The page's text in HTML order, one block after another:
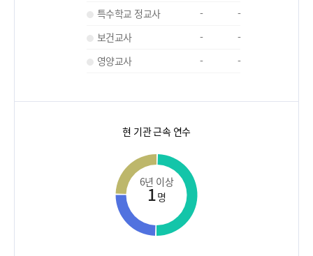
특수학교 정교사
-
-
보건교사
-
-
영양교사
- -
현 기관 근속 연수
6년 이상
1명